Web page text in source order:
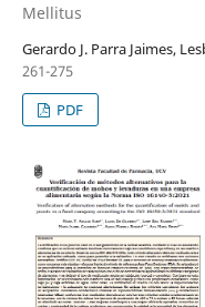
Mellitus
Gerardo J. Parra Jaimes,
261-275
PDF